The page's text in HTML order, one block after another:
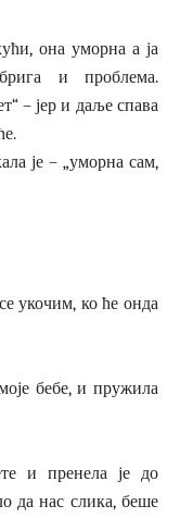
она уморна а ја
и проблема.
– јер и даље спава
је – „уморна сам,
укочим, ко ће онда
бебе, и пружила
и пренела је до
да нас слика, беше